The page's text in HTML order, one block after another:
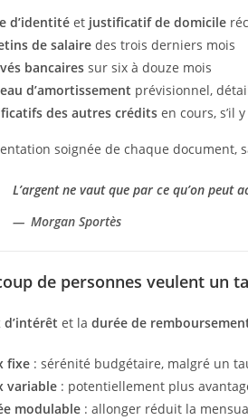
d’identité et justificatif de domicile
de salaire des trois derniers mois
bancaires sur six à douze mois
d’amortissement prévisionnel,
des autres crédits en cours, s’il
soignée de chaque
L’argent ne vaut que par ce qu’on peut
Morgan Sportès
de personnes veulent un
et la durée de
fixe : sérénité budgétaire, malgré un
variable : potentiellement plus
modulable : allonger réduit la